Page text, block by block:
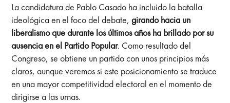
La candidatura de Pablo Casado ha incluido la batalla
ideológica en el foco del debate,girando hacia un
liberalismo que durante los últimos años ha brillado por su
ausencia en el Partido Popular. Como resultado del
Congreso, se obtiene un partido con unos principios más
claros, aunque veremos si este posicionamiento se traduce
en una mayor competitividad electoral en el momento de
dirigirse a las urnas.